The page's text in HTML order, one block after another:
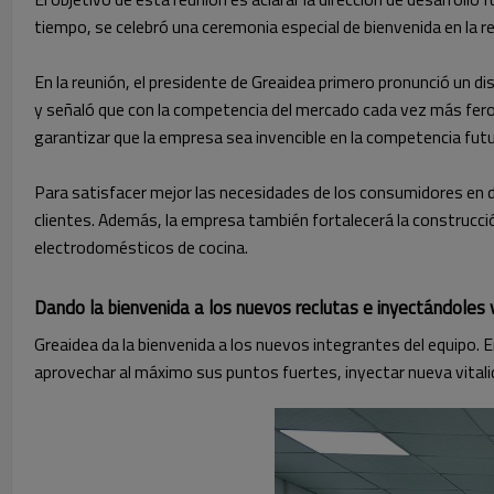
tiempo, se celebró una ceremonia especial de bienvenida en la
En la reunión, el presidente de Greaidea primero pronunció
y señaló que con la competencia del mercado cada vez más
garantizar que la empresa sea invencible en la competencia
Para satisfacer mejor las necesidades de los consumidores
clientes. Además, la empresa también fortalecerá la
electrodomésticos de cocina.
Dando la bienvenida a los nuevos reclutas e
Greaidea da la bienvenida a los nuevos integrantes del
aprovechar al máximo sus puntos fuertes, inyectar nueva